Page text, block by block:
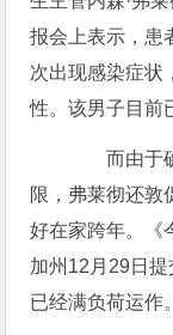
报会上表示，患
次出现感染症状
性。该男子目前
而由于确
限，弗莱彻还敦
好在家跨年。《
加州12月29日
已经满负荷运作。